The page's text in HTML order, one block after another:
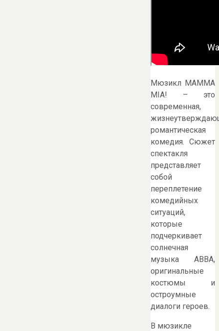
Мюзикл MAMMA
MIA! – это
современная,
романтическая
комедия. Сюжет
спектакля
представляет
собой
переплетение
комедийных
ситуаций,
которые
подчеркивает
солнечная
музыка ABBA,
оригинальные
костюмы и
остроумные
диалоги героев.
В мюзикле